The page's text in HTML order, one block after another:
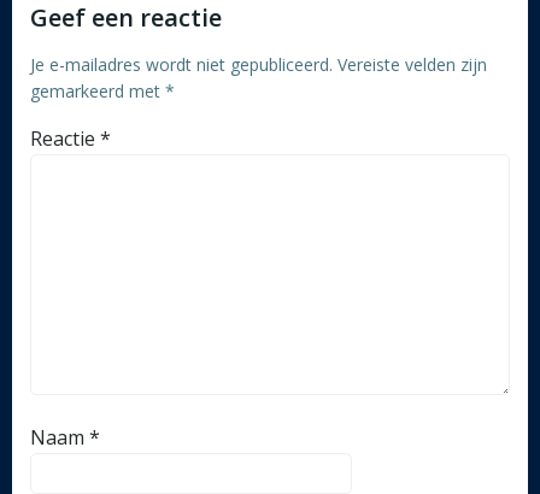
Geef een reactie
Je e-mailadres wordt niet gepubliceerd. Vereiste velden zijn
gemarkeerd met *
Reactie *
Naam *